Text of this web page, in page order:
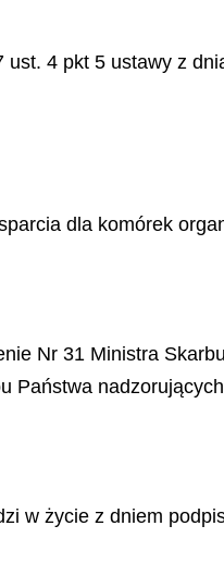
ust. 4 pkt 5 ustawy z
dla komórek
Nr 31 Ministra
Państwa
w życie z dniem